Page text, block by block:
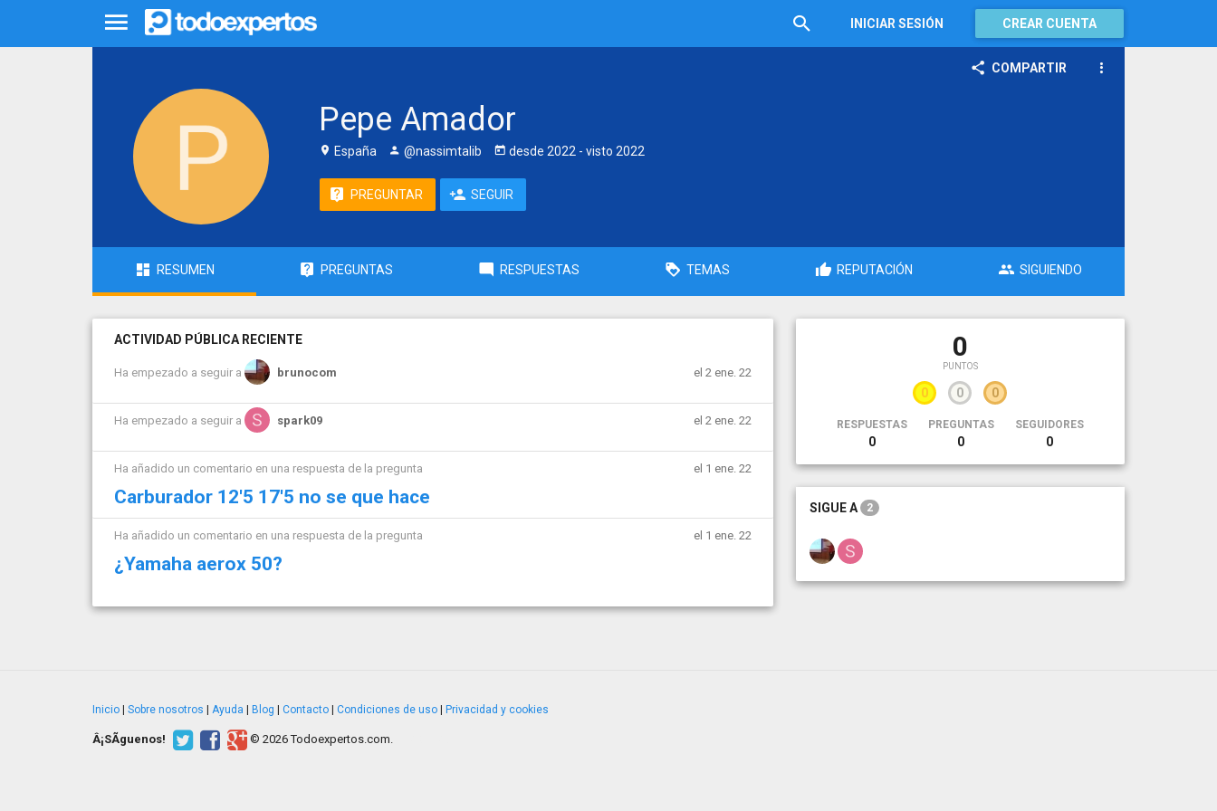
INICIAR SESIÓN CREAR CUENTA
COMPARTIR
Pepe Amador
España @nassimtalib desde 2022 - visto 2022
PREGUNTAR SEGUIR
RESUMEN PREGUNTAS RESPUESTAS TEMAS REPUTACIÓN SIGUIENDO
ACTIVIDAD PÚBLICA RECIENTE
Ha empezado a seguir a brunocom el 2 ene. 22
Ha empezado a seguir a spark09 el 2 ene. 22
Ha añadido un comentario en una respuesta de la pregunta el 1 ene. 22
Carburador 12'5 17'5 no se que hace
Ha añadido un comentario en una respuesta de la pregunta el 1 ene. 22
¿Yamaha aerox 50?
0
PUNTOS
0 0 0
RESPUESTAS
0
PREGUNTAS
0
SEGUIDORES
0
SIGUE A 2
Inicio Sobre nosotros Ayuda Blog Contacto Condiciones de uso Privacidad y cookies
Â¡SÃ­guenos! © 2026 Todoexpertos.com.